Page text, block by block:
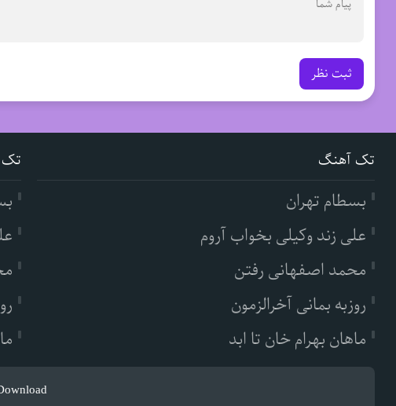
ثبت نظر
تک آهنگ
بسطام تهران
علی زند وکیلی بخواب آروم
محمد اصفهانی رفتن
روزبه بمانی آخرالزمون
ماهان بهرام خان تا ابد